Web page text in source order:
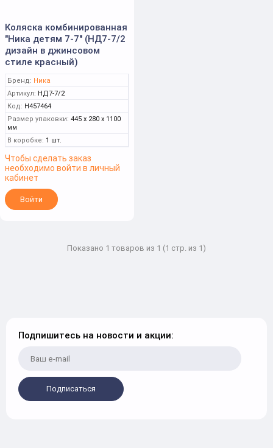
Коляска комбинированная
"Ника детям 7-7" (НД7-7/2
дизайн в джинсовом
стиле красный)
Бренд: Ника
Артикул: НД7-7/2
Код: Н457464
Размер упаковки: 445 x 280 x 1100
мм
В коробке: 1 шт.
Чтобы сделать заказ
необходимо войти в личный
кабинет
Войти
Показано 1 товаров из 1 (1 стр. из 1)
Подпишитесь на новости и акции:
Подписаться